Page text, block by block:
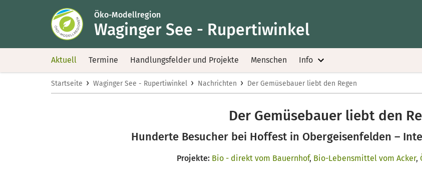
Öko-Modellregion
Waginger See - Rupertiwinkel
Aktuell Termine Handlungsfelder und Projekte Menschen Info
Startseite › Waginger See - Rupertiwinkel › Nachrichten › Der Gemüsebauer liebt den Regen
Der Gemüsebauer liebt den
Hunderte Besucher bei Hoffest in Obergeisenfelden –
Projekte: Bio - direkt vom Bauernhof, Bio-Lebensmittel vom Acker,